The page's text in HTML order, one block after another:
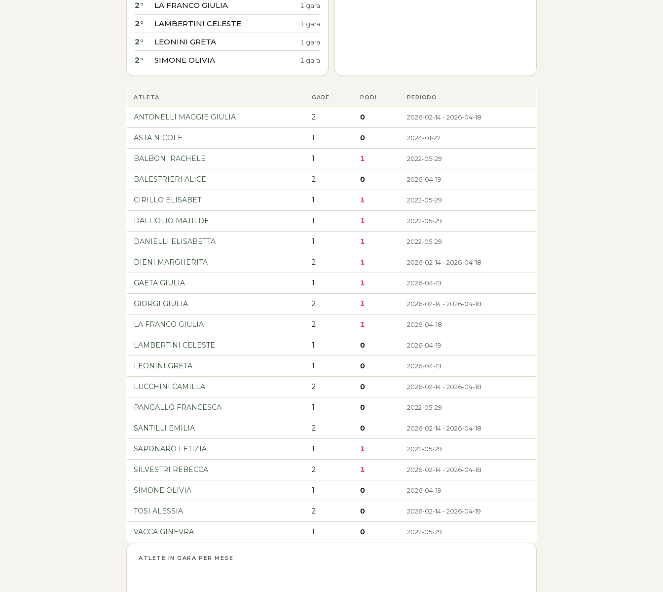
2° LA FRANCO GIULIA 1 gara
2° LAMBERTINI CELESTE 1 gara
2° LEONINI GRETA 1 gara
2° SIMONE OLIVIA 1 gara
ATLETA GARE PODI PERIODO
ANTONELLI MAGGIE GIULIA 2 0 2026-02-14 - 2026-04-18
ASTA NICOLE 1 0 2024-01-27
BALBONI RACHELE 1 1 2022-05-29
BALESTRIERI ALICE 2 0 2026-04-19
CIRILLO ELISABET 1 1 2022-05-29
DALL'OLIO MATILDE 1 1 2022-05-29
DANIELLI ELISABETTA 1 1 2022-05-29
DIENI MARGHERITA 2 1 2026-02-14 - 2026-04-18
GAETA GIULIA 1 1 2026-04-19
GIORGI GIULIA 2 1 2026-02-14 - 2026-04-18
LA FRANCO GIULIA 2 1 2026-04-18
LAMBERTINI CELESTE 1 0 2026-04-19
LEONINI GRETA 1 0 2026-04-19
LUCCHINI CAMILLA 2 0 2026-02-14 - 2026-04-18
PANGALLO FRANCESCA 1 0 2022-05-29
SANTILLI EMILIA 2 0 2026-02-14 - 2026-04-18
SAPONARO LETIZIA 1 1 2022-05-29
SILVESTRI REBECCA 2 1 2026-02-14 - 2026-04-18
SIMONE OLIVIA 1 0 2026-04-19
TOSI ALESSIA 2 0 2026-02-14 - 2026-04-19
VACCA GINEVRA 1 0 2022-05-29
ATLETE IN GARA PER MESE